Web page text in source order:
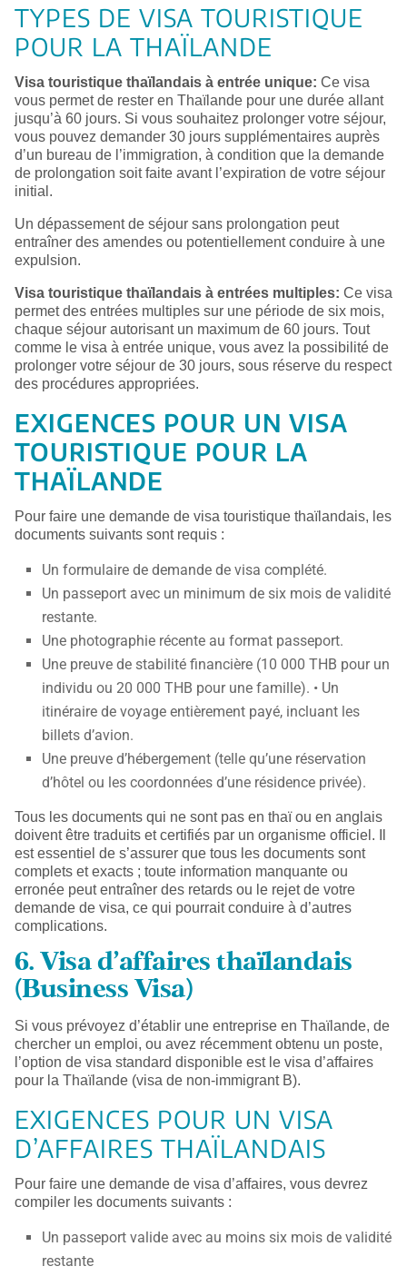
TYPES DE VISA TOURISTIQUE
POUR LA THAÏLANDE
Visa touristique thaïlandais à entrée unique: Ce visa
vous permet de rester en Thaïlande pour une durée allant
jusqu’à 60 jours. Si vous souhaitez prolonger votre séjour,
vous pouvez demander 30 jours supplémentaires auprès
d’un bureau de l’immigration, à condition que la demande
de prolongation soit faite avant l’expiration de votre séjour
initial.
Un dépassement de séjour sans prolongation peut
entraîner des amendes ou potentiellement conduire à une
expulsion.
Visa touristique thaïlandais à entrées multiples: Ce visa
permet des entrées multiples sur une période de six mois,
chaque séjour autorisant un maximum de 60 jours. Tout
comme le visa à entrée unique, vous avez la possibilité de
prolonger votre séjour de 30 jours, sous réserve du respect
des procédures appropriées.
EXIGENCES POUR UN VISA
TOURISTIQUE POUR LA
THAÏLANDE
Pour faire une demande de visa touristique thaïlandais, les
documents suivants sont requis :
Un formulaire de demande de visa complété.
Un passeport avec un minimum de six mois de validité
restante.
Une photographie récente au format passeport.
Une preuve de stabilité financière (10 000 THB pour un
individu ou 20 000 THB pour une famille). • Un
itinéraire de voyage entièrement payé, incluant les
billets d’avion.
Une preuve d’hébergement (telle qu’une réservation
d’hôtel ou les coordonnées d’une résidence privée).
Tous les documents qui ne sont pas en thaï ou en anglais
doivent être traduits et certifiés par un organisme officiel. Il
est essentiel de s’assurer que tous les documents sont
complets et exacts ; toute information manquante ou
erronée peut entraîner des retards ou le rejet de votre
demande de visa, ce qui pourrait conduire à d’autres
complications.
6. Visa d’affaires thaïlandais
(Business Visa)
Si vous prévoyez d’établir une entreprise en Thaïlande, de
chercher un emploi, ou avez récemment obtenu un poste,
l’option de visa standard disponible est le visa d’affaires
pour la Thaïlande (visa de non-immigrant B).
EXIGENCES POUR UN VISA
D’AFFAIRES THAÏLANDAIS
Pour faire une demande de visa d’affaires, vous devrez
compiler les documents suivants :
Un passeport valide avec au moins six mois de validité
restante